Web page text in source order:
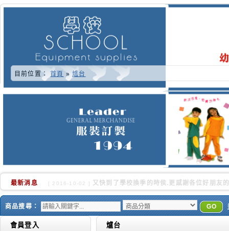
目前位置： 首頁 »爐台
最新消息 [ 2016-10-02 ] 又快到了學校換季的時侯.更感謝各位好朋友
商品搜尋： GO
會員登入 爐台